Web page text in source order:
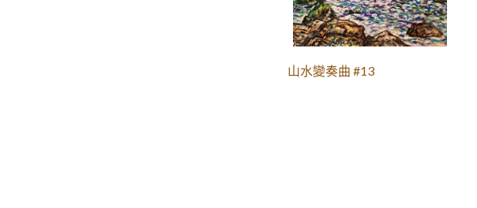
山水變奏曲 #13